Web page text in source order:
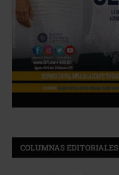
COLUMNAS EDITORIALES